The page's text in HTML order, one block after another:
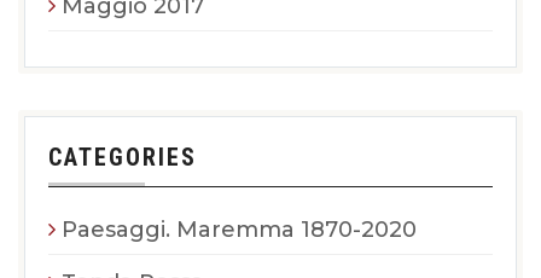
Maggio 2017
CATEGORIES
Paesaggi. Maremma 1870-2020